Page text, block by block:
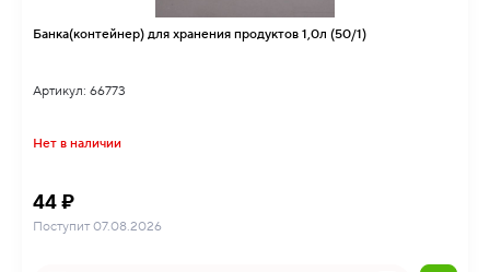
Банка(контейнер) для хранения продуктов 1,0л (50/1)
Артикул: 66773
Нет в наличии
44 ₽
Поступит 07.08.2026